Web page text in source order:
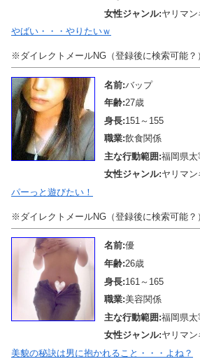
女性ジャンル:ヤリマ
やばい・・・やりたいｗ
※ダイレクトメールNG（登録後に検索可能？
名前:バップ
年齢:27歳
身長:151～155
職業:飲食関係
主な行動範囲:福岡県
女性ジャンル:ヤリマ
パーっと遊びたい！
※ダイレクトメールNG（登録後に検索可能？
名前:優
年齢:26歳
身長:161～165
職業:美容関係
主な行動範囲:福岡県
女性ジャンル:ヤリマ
美貌の秘訣は男に抱かれること・・・よね？